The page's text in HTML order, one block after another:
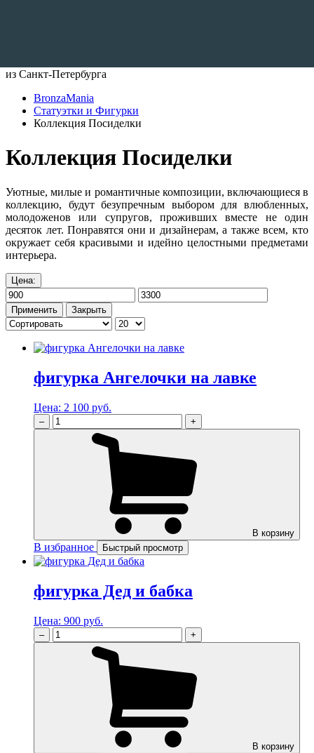
из Санкт-Петербурга
BronzaMania
Статуэтки и Фигурки
Коллекция Посиделки
Коллекция Посиделки
Уютные, милые и романтичные композиции, включающиеся в
коллекцию, будут безупречным выбором для влюбленных,
молодоженов или супругов, проживших вместе не один
десяток лет. Понравятся они и дизайнерам, а также всем, кто
окружает себя красивыми и идейно целостными предметами
интерьера.
Цена:
Применить Закрыть
фигурка Ангелочки на лавке
Цена: 2 100 руб.
– +
В корзину
В избранное Быстрый просмотр
фигурка Дед и бабка
Цена: 900 руб.
– +
В корзину